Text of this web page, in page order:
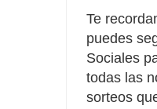
Te
puedes
Sociales
todas las
sorteos